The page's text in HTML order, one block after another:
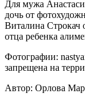
Для мужа
дочь от
Виталина Строкач
отца ребенка
Фотографии:
запрещена на
Автор: Орлова